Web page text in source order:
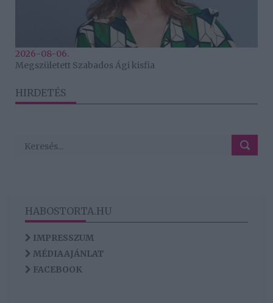
2026-08-06.
Megszületett Szabados Ági kisfia
HIRDETÉS
HABOSTORTA.HU
IMPRESSZUM
MÉDIAAJÁNLAT
FACEBOOK